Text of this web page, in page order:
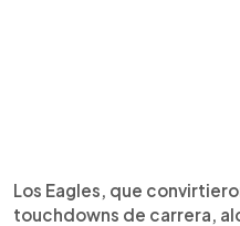
Los Eagles, que
touchdowns de carrera,